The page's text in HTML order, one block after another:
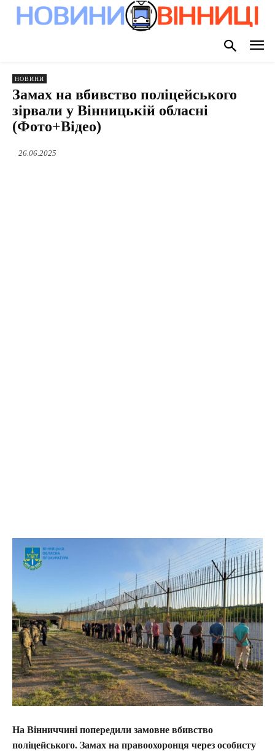
НОВИНИ
Замах на вбивство поліцейського
зірвали у Вінницькій обласні
(Фото+Відео)
26.06.2025
На Вінниччині попередили замовне вбивство
поліцейського. Замах на правоохоронця через особисту